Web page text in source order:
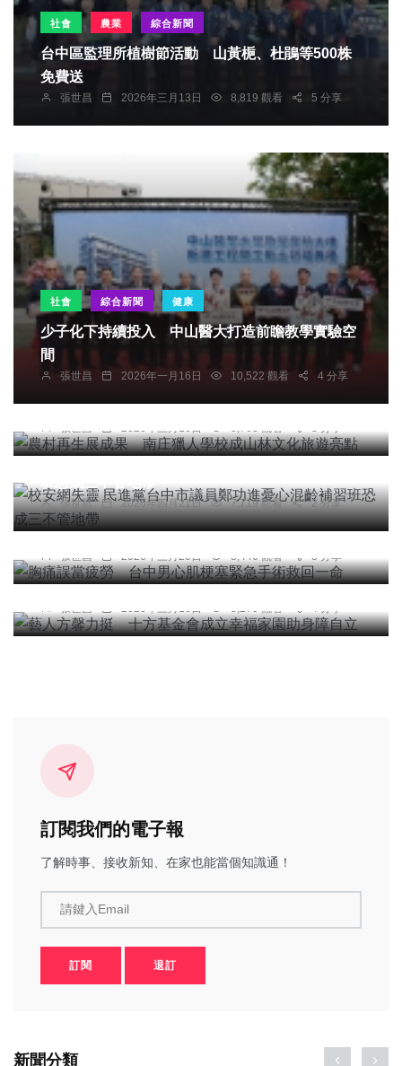
社會 農業 綜合新聞
台中區監理所植樹節活動 山黃梔、杜鵑等500株
免費送
張世昌 2026年三月13日 8,819 觀看 5 分享
社會 綜合新聞 健康
少子化下持續投入 中山醫大打造前瞻教學實驗空
間
張世昌 2026年一月16日 10,522 觀看 4 分享
社會
農村再生展成果 南庄獵人學校成山林文化旅遊亮
點
張世昌 2026年三月16日 8,763 觀看 3 分享
社會 綜合新聞
校安網失靈 民進黨台中市議員鄭功進憂心混齡補習
張世昌 2026年四月21日 7,719 觀看 2 分享
社會 綜合新聞 健康
胸痛誤當疲勞 台中男心肌梗塞緊急手術救回一命
張世昌 2026年三月20日 8,446 觀看 3 分享
社會 綜合新聞
藝人方馨力挺 十方基金會成立幸福家園助身障自
立
張世昌 2026年三月16日 8,270 觀看 4 分享
訂閱我們的電子報
了解時事、接收新知、在家也能當個知識通！
請鍵入Email
訂閱 退訂
新聞分類